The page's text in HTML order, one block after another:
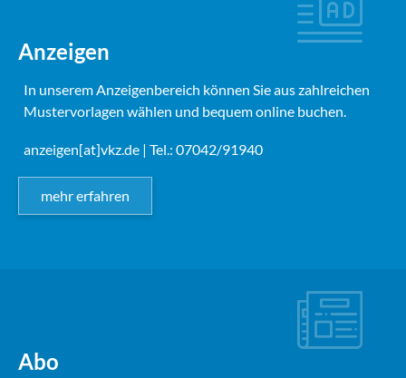
Anzeigen
In unserem Anzeigenbereich können Sie aus zahlreichen
Mustervorlagen wählen und bequem online buchen.
anzeigen[at]vkz.de | Tel.: 07042/91940
mehr erfahren
Abo